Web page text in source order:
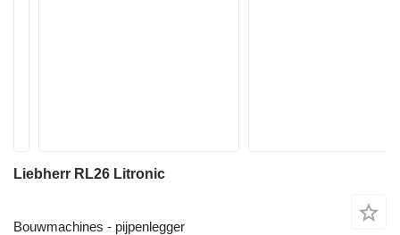
Liebherr RL26 Litronic
Bouwmachines - pijpenlegger